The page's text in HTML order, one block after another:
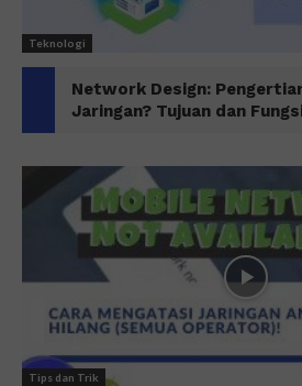
Teknologi
Network Design:
Jaringan? Tujuan dan
Tips dan Trik